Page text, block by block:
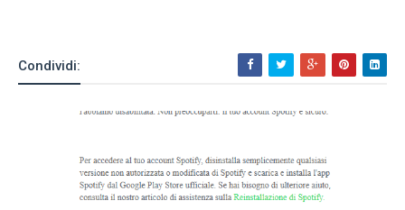
Condividi: